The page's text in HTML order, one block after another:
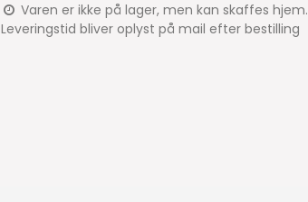
Varen er ikke på lager, men kan skaffes hjem.
Leveringstid bliver oplyst på mail efter bestilling